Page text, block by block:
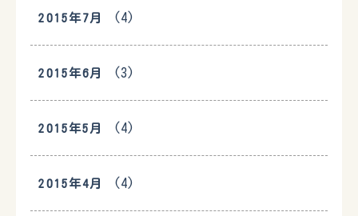
2015年7月 (4)
2015年6月 (3)
2015年5月 (4)
2015年4月 (4)